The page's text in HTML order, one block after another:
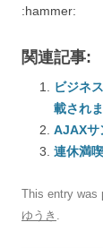
:hammer:
関連記事:
ビジネ
載され
AJAX
連休満
This entry was
ゆうき .